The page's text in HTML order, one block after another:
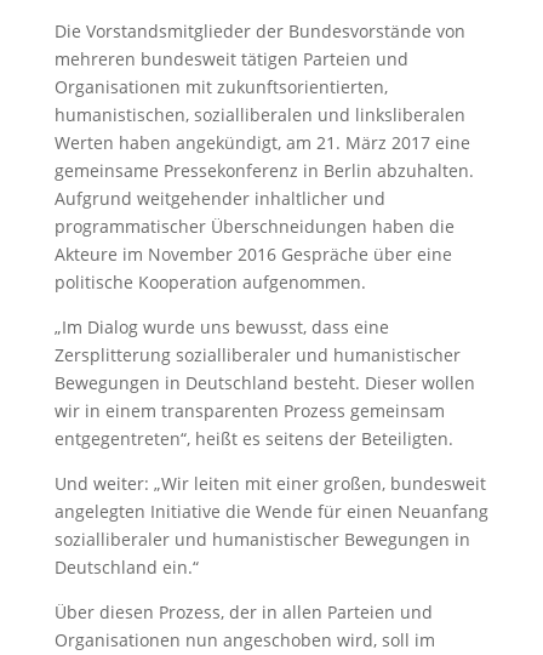
Die Vorstandsmitglieder der Bundesvorstände von
mehreren bundesweit tätigen Parteien und
Organisationen mit zukunftsorientierten,
humanistischen, sozialliberalen und linksliberalen
Werten haben angekündigt, am 21. März 2017 eine
gemeinsame Pressekonferenz in Berlin abzuhalten.
Aufgrund weitgehender inhaltlicher und
programmatischer Überschneidungen haben die
Akteure im November 2016 Gespräche über eine
politische Kooperation aufgenommen.
„Im Dialog wurde uns bewusst, dass eine
Zersplitterung sozialliberaler und humanistischer
Bewegungen in Deutschland besteht. Dieser wollen
wir in einem transparenten Prozess gemeinsam
entgegentreten“, heißt es seitens der Beteiligten.
Und weiter: „Wir leiten mit einer großen, bundesweit
angelegten Initiative die Wende für einen Neuanfang
sozialliberaler und humanistischer Bewegungen in
Deutschland ein.“
Über diesen Prozess, der in allen Parteien und
Organisationen nun angeschoben wird, soll im